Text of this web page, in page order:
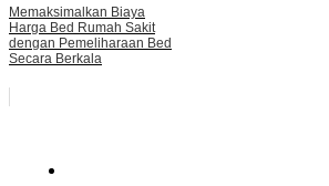
Memaksimalkan Biaya
Harga Bed Rumah Sakit
dengan Pemeliharaan Bed
Secara Berkala